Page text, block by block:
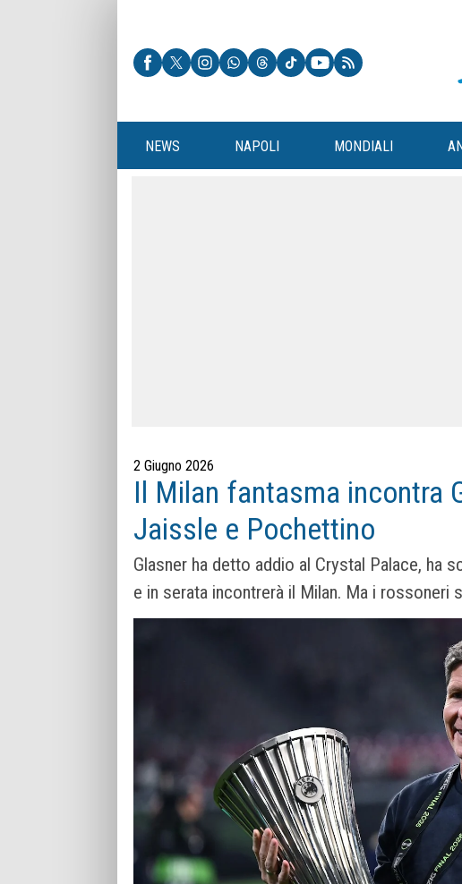
NEWS NAPOLI MONDIALI
2 Giugno 2026
Il Milan fantasma incontra
Jaissle e Pochettino
Glasner ha detto addio al Crystal Palace, ha
e in serata incontrerà il Milan. Ma i rossoneri